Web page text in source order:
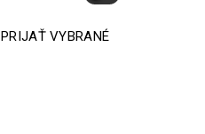
PRIJAŤ VYBRANÉ